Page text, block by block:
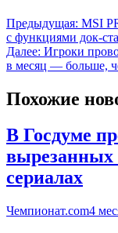
Предыдущая: MSI
с функциями док-
Далее: Игроки
в месяц — больше,
Похожие
В Госдуме
вырезанных
сериалах
Чемпионат.com4